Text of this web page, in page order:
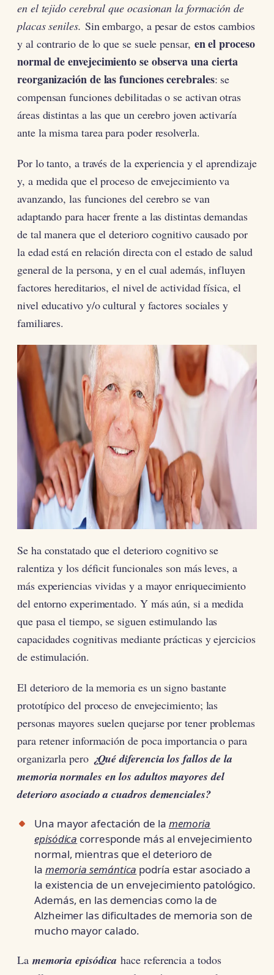
en el tejido cerebral que ocasionan la formación de
placas seniles. Sin embargo, a pesar de estos cambios
y al contrario de lo que se suele pensar, en el proceso
normal de envejecimiento se observa una cierta
reorganización de las funciones cerebrales: se
compensan funciones debilitadas o se activan otras
áreas distintas a las que un cerebro joven activaría
ante la misma tarea para poder resolverla.
Por lo tanto, a través de la experiencia y el aprendizaje
y, a medida que el proceso de envejecimiento va
avanzando, las funciones del cerebro se van
adaptando para hacer frente a las distintas demandas
de tal manera que el deterioro cognitivo causado por
la edad está en relación directa con el estado de salud
general de la persona, y en el cual además, influyen
factores hereditarios, el nivel de actividad física, el
nivel educativo y/o cultural y factores sociales y
familiares.
Se ha constatado que el deterioro cognitivo se
ralentiza y los déficit funcionales son más leves, a
más experiencias vividas y a mayor enriquecimiento
del entorno experimentado. Y más aún, si a medida
que pasa el tiempo, se siguen estimulando las
capacidades cognitivas mediante prácticas y ejercicios
de estimulación.
El deterioro de la memoria es un signo bastante
prototípico del proceso de envejecimiento; las
personas mayores suelen quejarse por tener problemas
para retener información de poca importancia o para
organizarla pero ¿Qué diferencia los fallos de la
memoria normales en los adultos mayores del
deterioro asociado a cuadros demenciales?
Una mayor afectación de la memoria
episódica corresponde más al envejecimiento
normal, mientras que el deterioro de
la memoria semántica podría estar asociado a
la existencia de un envejecimiento patológico.
Además, en las demencias como la de
Alzheimer las dificultades de memoria son de
mucho mayor calado.
La memoria episódica hace referencia a todos